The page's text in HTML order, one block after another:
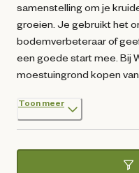
samenstelling om je
groeien. Je gebruikt het
bodemverbeteraar of
een goede start mee. Bij
moestuingrond kopen
Toon meer